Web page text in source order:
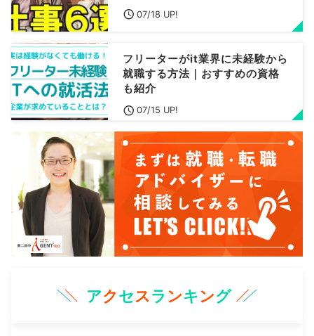
07/18 UP!
フリーターがit業界に未経験から
就職する方法｜おすすめの資格
も紹介
07/15 UP!
アクセスランキング